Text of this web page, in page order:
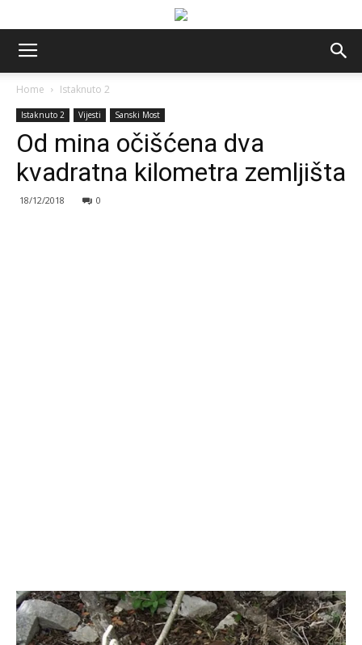
Home Istaknuto 2
Istaknuto 2 Vijesti Sanski Most
Od mina očišćena dva
kvadratna kilometra zemljišta
18/12/2018 0